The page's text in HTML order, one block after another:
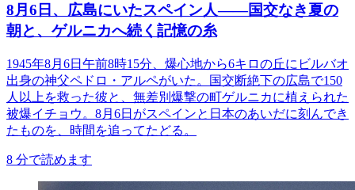
8月6日、広島にいたスペイン人――国交なき夏の
朝と、ゲルニカへ続く記憶の糸
1945年8月6日午前8時15分、爆心地から6キロの丘にビルバオ
出身の神父ペドロ・アルペがいた。国交断絶下の広島で150
人以上を救った彼と、無差別爆撃の町ゲルニカに植えられた
被爆イチョウ。8月6日がスペインと日本のあいだに刻んでき
たものを、時間を追ってたどる。
8 分で読めます